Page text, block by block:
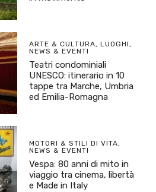
ARTE & CULTURA, LUOGHI,
NEWS & EVENTI
Teatri condominiali
UNESCO: itinerario in 10
tappe tra Marche, Umbria
ed Emilia-Romagna
MOTORI & STILI DI VITA,
NEWS & EVENTI
Vespa: 80 anni di mito in
viaggio tra cinema, libertà
e Made in Italy